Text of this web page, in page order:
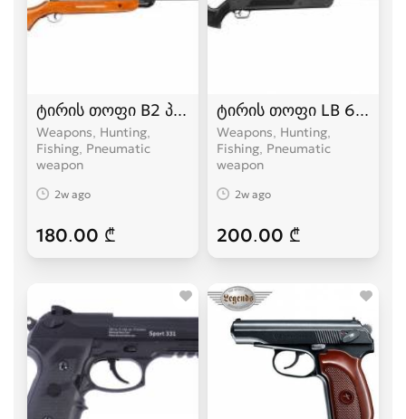
ტირის თოფი B2 პნევმატური თოფი
Weapons, Hunting,
Fishing, Pneumatic
weapon
2w ago
180.00 ₾
ტირის თოფი LB 600
Weapons, Hunting,
Fishing, Pneumatic
weapon
2w ago
200.00 ₾